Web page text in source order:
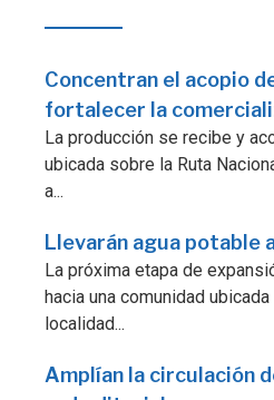
Concentran el acopio
fortalecer la
La producción se recibe y
ubicada sobre la Ruta
a...
Llevarán agua potable
La próxima etapa de
hacia una comunidad
localidad...
Amplían la circulación